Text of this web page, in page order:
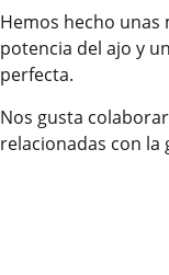
Hemos hecho unas
potencia del ajo y
perfecta.
Nos gusta
relacionadas con la